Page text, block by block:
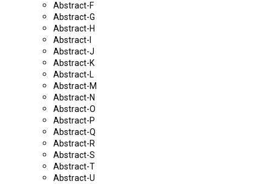
Abstract-F
Abstract-G
Abstract-H
Abstract-I
Abstract-J
Abstract-K
Abstract-L
Abstract-M
Abstract-N
Abstract-O
Abstract-P
Abstract-Q
Abstract-R
Abstract-S
Abstract-T
Abstract-U